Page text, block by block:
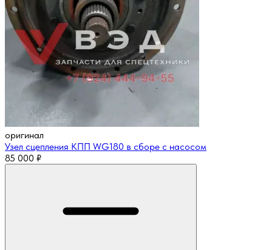
оригинал
Узел сцепления КПП WG180 в сборе с насосом
85 000 ₽